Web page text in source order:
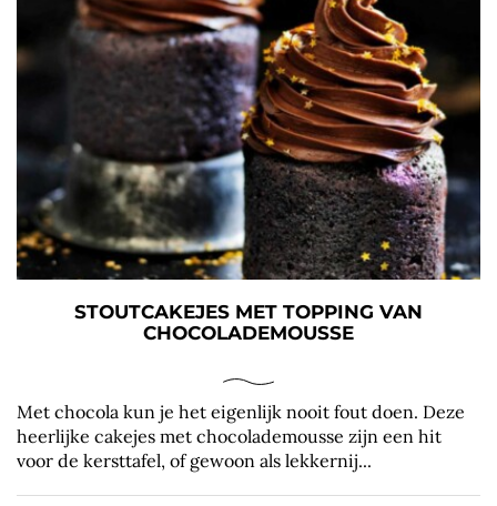
STOUTCAKEJES MET TOPPING VAN
CHOCOLADEMOUSSE
Met chocola kun je het eigenlijk nooit fout doen. Deze
heerlijke cakejes met chocolademousse zijn een hit
voor de kersttafel, of gewoon als lekkernij...